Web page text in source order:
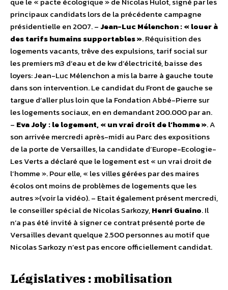
principaux candidats lors de la précédente campagne
présidentielle en 2007. – Jean-Luc Mélenchon : « louer à
des tarifs humains supportables ». Réquisition des
logements vacants, trêve des expulsions, tarif social sur
les premiers m3 d’eau et de kw d’électricité, baisse des
loyers: Jean-Luc Mélenchon a mis la barre à gauche toute
dans son intervention. Le candidat du Front de gauche se
targue d’aller plus loin que la Fondation Abbé-Pierre sur
les logements sociaux, en en demandant 200.000 par an.
– Eva Joly : le logement, « un vrai droit de l’homme ». A
son arrivée mercredi après-midi au Parc des expositions
de la porte de Versailles, la candidate d’Europe-Ecologie-
Les Verts a déclaré que le logement est « un vrai droit de
l’homme ». Pour elle, « les villes gérées par des maires
écolos ont moins de problèmes de logements que les
autres »(voir la vidéo). – Etait également présent mercredi,
le conseiller spécial de Nicolas Sarkozy,Henri Guaino. Il
n’a pas été invité à signer ce contrat présenté porte de
Versailles devant quelque 2.500 personnes au motif que
Nicolas Sarkozy n’est pas encore officiellement candidat.
Législatives : mobilisation